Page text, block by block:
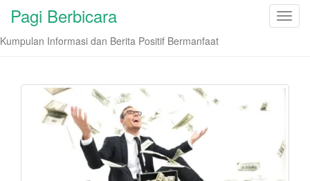
T
l
v
Pagi Berbicara
Kumpulan Informasi dan Berita Positif Bermanfaat